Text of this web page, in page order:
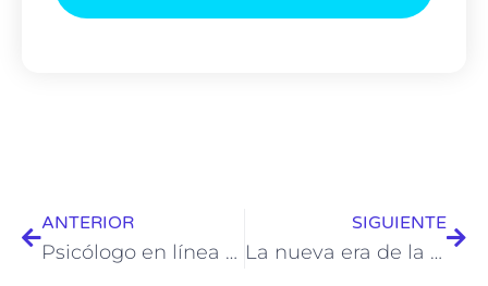
ANTERIOR
Psicólogo en línea para trastornos del sueño
SIGUIENTE
La nueva era de la terapia: Psicología online marca tendencia en Chile